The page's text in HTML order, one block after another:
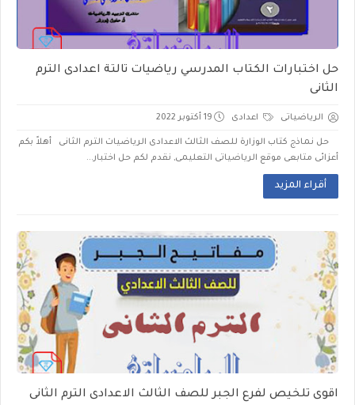
حل اختبارات الكتاب المدرسي رياضيات تالتة اعدادى الترم
الثانى
الرياضياتى اعدادى 19 أكتوبر 2022
حل نماذج كتاب الوزارة للصف الثالث الاعدادى الرياضيات الترم الثانى أهلاً بكم
أعزائى متابعى موقع الرياضياتى التعليمى, نقدم لكم حل اختبار...
أقراء المزيد
اقوى تلخيص لفرع الجبر للصف الثالث الاعدادى الترم الثانى